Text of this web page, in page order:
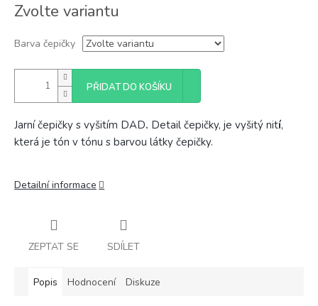
cena:
Zvolte variantu
Barva čepičky
PŘIDAT DO KOŠÍKU
Jarní čepičky s vyšitím DAD. Detail čepičky, je vyšitý nití,
která je tón v tónu s barvou látky čepičky.
Detailní informace
ZEPTAT SE SDÍLET
Popis Hodnocení Diskuze